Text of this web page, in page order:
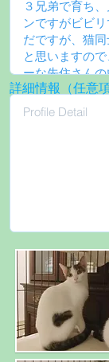
詳細情報（任意項